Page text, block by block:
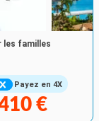
Payez en 4X
les familles
€